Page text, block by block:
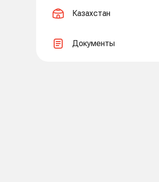
Казахстан
Документы